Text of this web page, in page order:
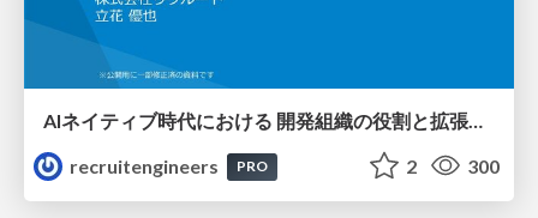
recruitengineers
PRO 2 300